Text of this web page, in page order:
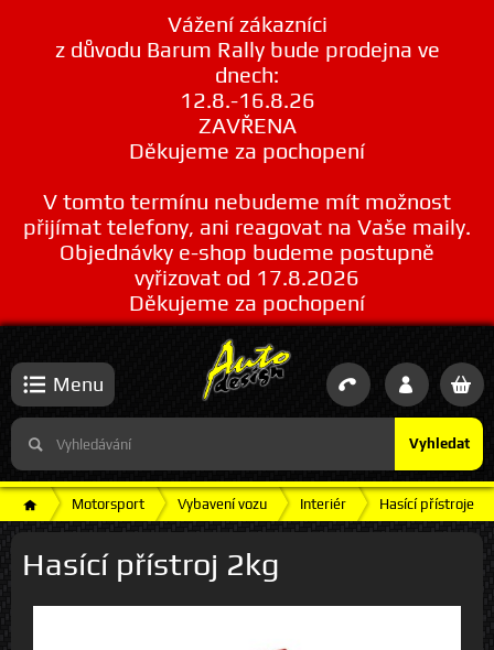
Vážení zákazníci
z důvodu Barum Rally bude prodejna ve
dnech:
12.8.-16.8.26
ZAVŘENA
Děkujeme za pochopení
V tomto termínu nebudeme mít možnost
přijímat telefony, ani reagovat na Vaše maily.
Objednávky e-shop budeme postupně
vyřizovat od 17.8.2026
Děkujeme za pochopení
Vyhledat
Menu
Motorsport Vybavení vozu Interiér Hasící přístroje
Hasící přístroj 2kg